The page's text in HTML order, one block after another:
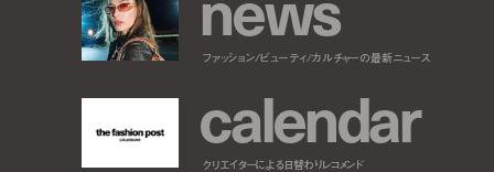
ファッション/ビューティ/カルチャーの最新ニュース
calendar
クリエイターによる日替わりレコメンド